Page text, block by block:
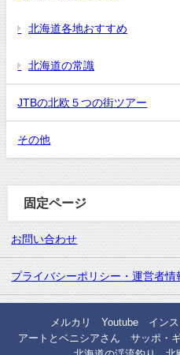
北海道各地おすすめ
北海道の常識
JTBの北欧５つの街ツアー
その他
固定ページ
お問い合わせ
プライバシーポリシー・運営者情
メルカリ Youtube イン
アートとベニシアさん
サッポ・